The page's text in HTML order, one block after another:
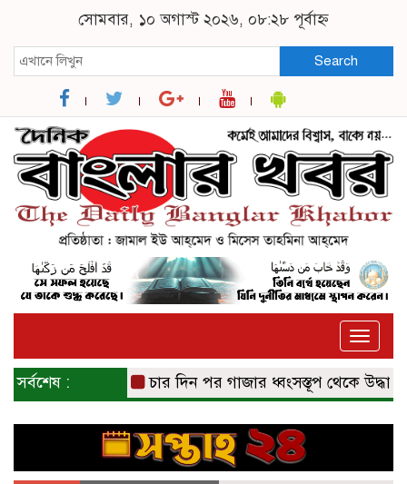
সোমবার, ১০ অগাস্ট ২০২৬, ০৮:২৮ পূর্বাহ্ন
Search
Toggle
সর্বশেষ : চার দিন পর গাজার ধ্বংসস্তূপ থেকে উদ্ধার ১৯